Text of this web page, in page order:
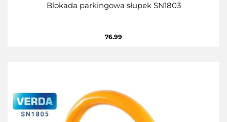
Blokada parkingowa słupek SN1803
76.99